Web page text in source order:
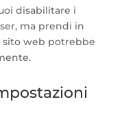
disabilitare i
ma prendi in
sito web potrebbe